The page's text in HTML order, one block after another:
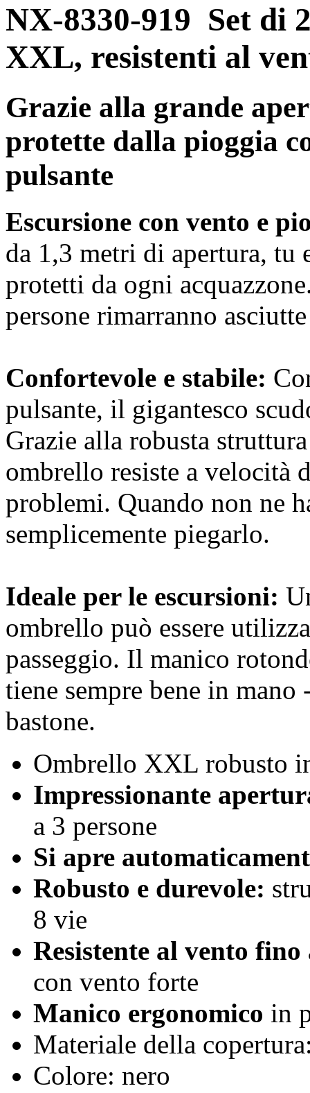
NX-8330-919 Set di
XXL, resistenti al
Grazie alla grande
protette dalla pioggia
pulsante
Escursione con vento e
da 1,3 metri di apertura, tu
protetti da ogni
persone rimarranno
Confortevole e stabile:
pulsante, il gigantesco
Grazie alla robusta
ombrello resiste a velocità
problemi. Quando non ne
semplicemente piegarlo.
Ideale per le escursioni:
ombrello può essere
passeggio. Il manico
tiene sempre bene in
bastone.
Ombrello XXL robusto
Impressionante
a 3 persone
Si apre
Robusto e durevole:
8 vie
Resistente al vento
con vento forte
Manico ergonomico in
Materiale della
Colore: nero